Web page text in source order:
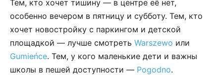
Тем, кто хочет тишину — в центре её нет,
особенно вечером в пятницу и субботу. Тем, кто
хочет новостройку с паркингом и детской
площадкой — лучше смотреть Warszewo или
Gumieńce. Тем, у кого маленькие дети и важны
школы в пешей доступности — Pogodno.